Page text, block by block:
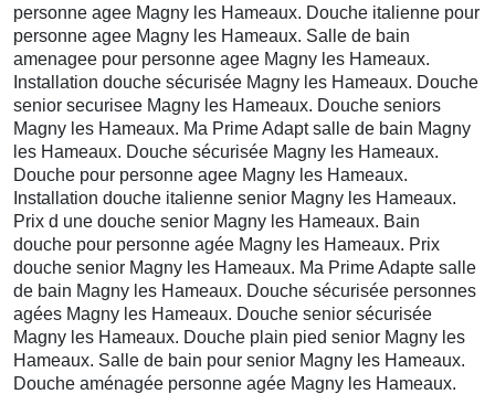
personne agee Magny les Hameaux. Douche italienne pour
personne agee Magny les Hameaux. Salle de bain
amenagee pour personne agee Magny les Hameaux.
Installation douche sécurisée Magny les Hameaux. Douche
senior securisee Magny les Hameaux. Douche seniors
Magny les Hameaux. Ma Prime Adapt salle de bain Magny
les Hameaux. Douche sécurisée Magny les Hameaux.
Douche pour personne agee Magny les Hameaux.
Installation douche italienne senior Magny les Hameaux.
Prix d une douche senior Magny les Hameaux. Bain
douche pour personne agée Magny les Hameaux. Prix
douche senior Magny les Hameaux. Ma Prime Adapte salle
de bain Magny les Hameaux. Douche sécurisée personnes
agées Magny les Hameaux. Douche senior sécurisée
Magny les Hameaux. Douche plain pied senior Magny les
Hameaux. Salle de bain pour senior Magny les Hameaux.
Douche aménagée personne agée Magny les Hameaux.